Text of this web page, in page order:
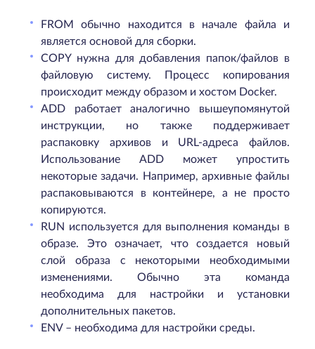
FROM обычно находится в начале файла и
является основой для сборки.
COPY нужна для добавления папок/файлов в
файловую систему. Процесс копирования
происходит между образом и хостом Docker.
ADD работает аналогично вышеупомянутой
инструкции, но также поддерживает
распаковку архивов и URL-адреса файлов.
Использование ADD может упростить
некоторые задачи. Например, архивные файлы
распаковываются в контейнере, а не просто
копируются.
RUN используется для выполнения команды в
образе. Это означает, что создается новый
слой образа с некоторыми необходимыми
изменениями. Обычно эта команда
необходима для настройки и установки
дополнительных пакетов.
ENV – необходима для настройки среды.